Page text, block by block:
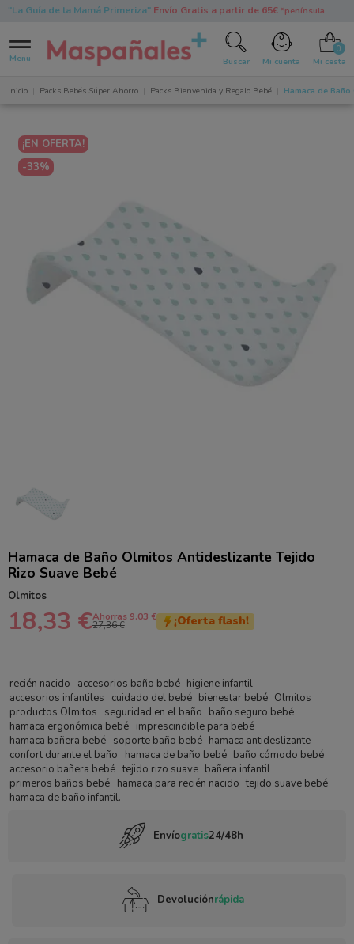
"La Guía de la Mamá Primeriza"Envío Gratis a partir de 65€ *península
Menu Buscar Mi cuenta Mi cesta
Inicio Packs Bebés Súper Ahorro Packs Bienvenida y Regalo Bebé Hamaca de
¡EN OFERTA!
-33%
Hamaca de Baño Olmitos Antideslizante Tejido
Rizo Suave Bebé
Olmitos
18,33 €Ahorras 9.03 €
27,36 € ¡Oferta flash!
recién nacido accesorios baño bebé higiene infantil
accesorios infantiles
cuidado del bebé bienestar bebé Olmitos
productos Olmitos
seguridad en el baño baño seguro bebé
hamaca ergonómica bebé imprescindible para bebé
hamaca bañera bebé soporte baño bebé hamaca antideslizante
confort durante el baño
hamaca de baño bebé baño cómodo bebé
accesorio bañera bebé tejido rizo suave bañera infantil
primeros baños bebé hamaca para recién nacido tejido suave bebé
hamaca de baño infantil.
Envíogratis24/48h
Devoluciónrápida